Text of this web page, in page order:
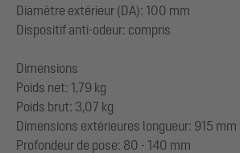
Diamètre extérieur (DA): 100 mm
Dispositif anti-odeur: compris
Dimensions
Poids net: 1,79 kg
Poids brut: 3,07 kg
Dimensions extérieures longueur: 915 mm
Profondeur de pose: 80 - 140 mm